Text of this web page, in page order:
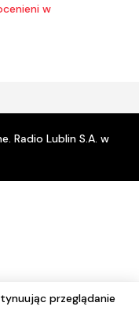
w
Radio Lublin S.A. w
przeglądanie